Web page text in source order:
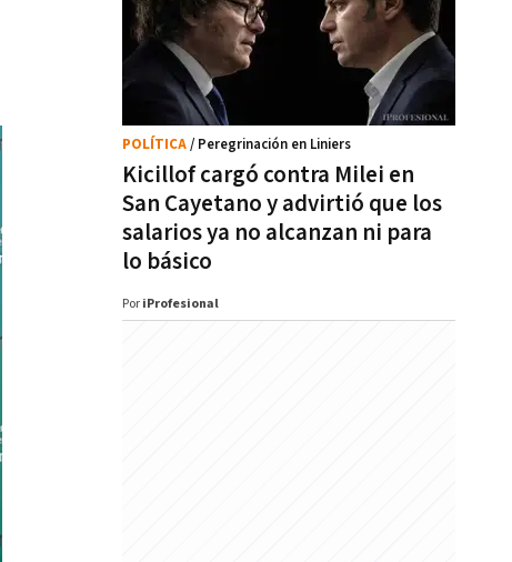
Kicillof cargó contra Milei en
San Cayetano y advirtió que los
salarios ya no alcanzan ni para
lo básico
POLÍTICA/ Peregrinación en Liniers
Por iProfesional